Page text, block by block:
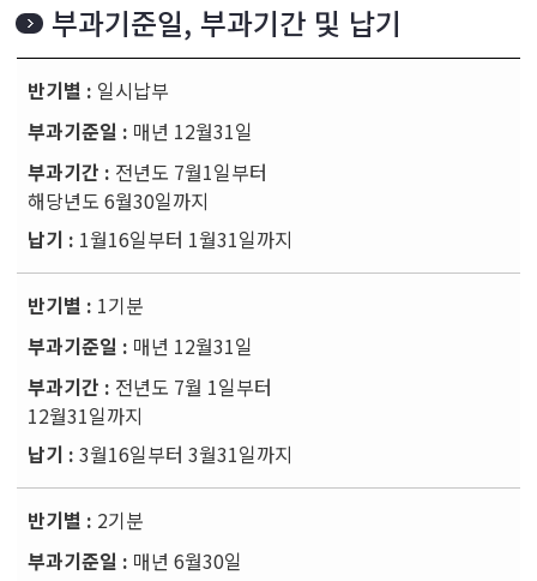
부과기준일, 부과기간 및 납기
일시납부
매년 12월31일
전년도 7월1일부터
해당년도 6월30일까지
1월16일부터 1월31일까지
1기분
매년 12월31일
전년도 7월 1일부터
12월31일까지
3월16일부터 3월31일까지
2기분
매년 6월30일